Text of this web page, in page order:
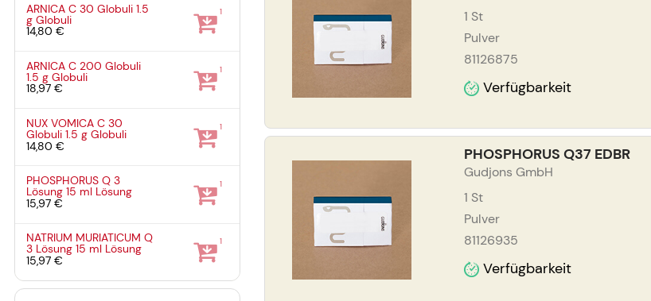
1 St
Pulver
81126875
Verfügbarkeit
PHOSPHORUS Q37 EDBR
Gudjons GmbH
1 St
Pulver
81126935
Verfügbarkeit
ARNICA C 30 Globuli1.5
gGlobuli
14,80 €
1
ARNICA C 200 Globuli
1.5 gGlobuli
18,97 €
1
NUX VOMICA C 30
Globuli1.5 gGlobuli
14,80 €
1
PHOSPHORUS Q 3
Lösung15 ml Lösung
15,97 €
1
NATRIUM MURIATICUM Q
3 Lösung15 ml Lösung
15,97 €
1